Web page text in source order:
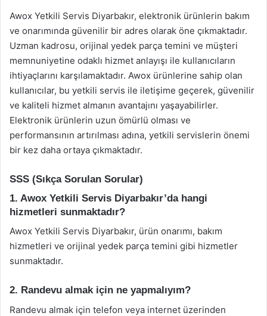
Awox Yetkili Servis Diyarbakır, elektronik ürünlerin bakım
ve onarımında güvenilir bir adres olarak öne çıkmaktadır.
Uzman kadrosu, orijinal yedek parça temini ve müşteri
memnuniyetine odaklı hizmet anlayışı ile kullanıcıların
ihtiyaçlarını karşılamaktadır. Awox ürünlerine sahip olan
kullanıcılar, bu yetkili servis ile iletişime geçerek, güvenilir
ve kaliteli hizmet almanın avantajını yaşayabilirler.
Elektronik ürünlerin uzun ömürlü olması ve
performansının artırılması adına, yetkili servislerin önemi
bir kez daha ortaya çıkmaktadır.
SSS (Sıkça Sorulan Sorular)
1. Awox Yetkili Servis Diyarbakır’da hangi
hizmetleri sunmaktadır?
Awox Yetkili Servis Diyarbakır, ürün onarımı, bakım
hizmetleri ve orijinal yedek parça temini gibi hizmetler
sunmaktadır.
2. Randevu almak için ne yapmalıyım?
Randevu almak için telefon veya internet üzerinden